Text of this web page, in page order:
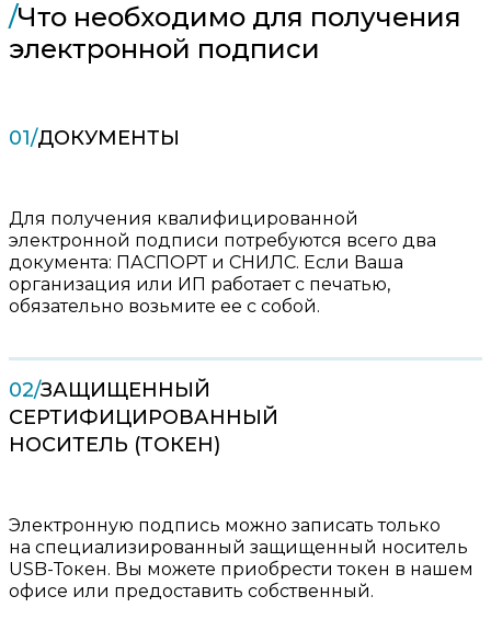
/Что необходимо для получения
электронной подписи
01/ДОКУМЕНТЫ
Для получения квалифицированной
электронной подписи потребуются всего два
документа: ПАСПОРТ и СНИЛС. Если Ваша
организация или ИП работает с печатью,
обязательно возьмите ее с собой.
02/ЗАЩИЩЕННЫЙ
СЕРТИФИЦИРОВАННЫЙ
НОСИТЕЛЬ (ТОКЕН)
Электронную подпись можно записать только
на специализированный защищенный носитель
USB-Токен. Вы можете приобрести токен в нашем
офисе или предоставить собственный.